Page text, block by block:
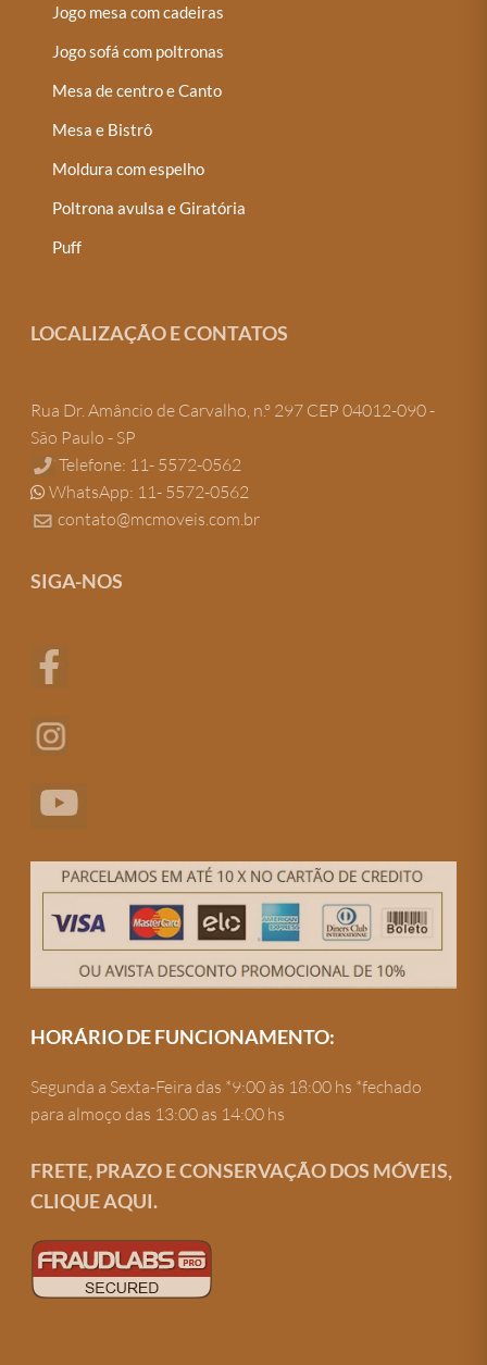
Jogo mesa com cadeiras
Jogo sofá com poltronas
Mesa de centro e Canto
Mesa e Bistrô
Moldura com espelho
Poltrona avulsa e Giratória
Puff
LOCALIZAÇÃO E CONTATOS
Rua Dr. Amâncio de Carvalho, n.º 297 CEP 04012-090 -
São Paulo - SP
Telefone: 11- 5572-0562
WhatsApp: 11- 5572-0562
contato@mcmoveis.com.br
SIGA-NOS
HORÁRIO DE FUNCIONAMENTO:
Segunda a Sexta-Feira das *9:00 às 18:00 hs *fechado
para almoço das 13:00 as 14:00 hs
FRETE, PRAZO E CONSERVAÇÃO DOS MÓVEIS,
CLIQUE AQUI.